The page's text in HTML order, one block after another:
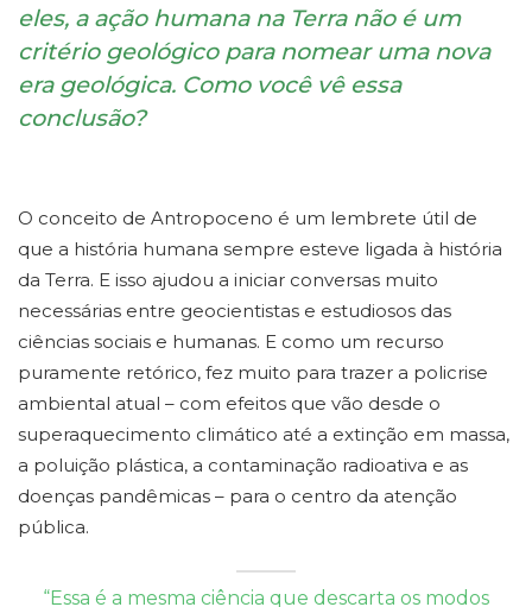
eles, a ação humana na Terra não é um
critério geológico para nomear uma nova
era geológica. Como você vê essa
conclusão?
O conceito de Antropoceno é um lembrete útil de
que a história humana sempre esteve ligada à história
da Terra. E isso ajudou a iniciar conversas muito
necessárias entre geocientistas e estudiosos das
ciências sociais e humanas. E como um recurso
puramente retórico, fez muito para trazer a policrise
ambiental atual – com efeitos que vão desde o
superaquecimento climático até a extinção em massa,
a poluição plástica, a contaminação radioativa e as
doenças pandêmicas – para o centro da atenção
pública.
“Essa é a mesma ciência que descarta os modos